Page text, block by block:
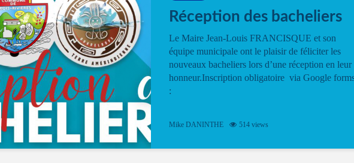
Réception des bacheliers
Le Maire Jean-Louis FRANCISQUE et son
équipe municipale ont le plaisir de féliciter les
nouveaux bacheliers lors d’une réception en leur
honneur.Inscription obligatoire via Google
:
Mike DANINTHE 514 views